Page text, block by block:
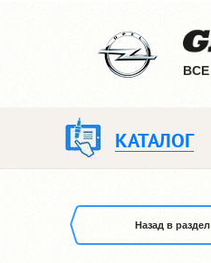
ВCE
КАТАЛОГ
Назад в раздел